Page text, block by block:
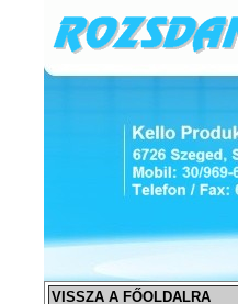
VISSZA A FŐOLDALRA